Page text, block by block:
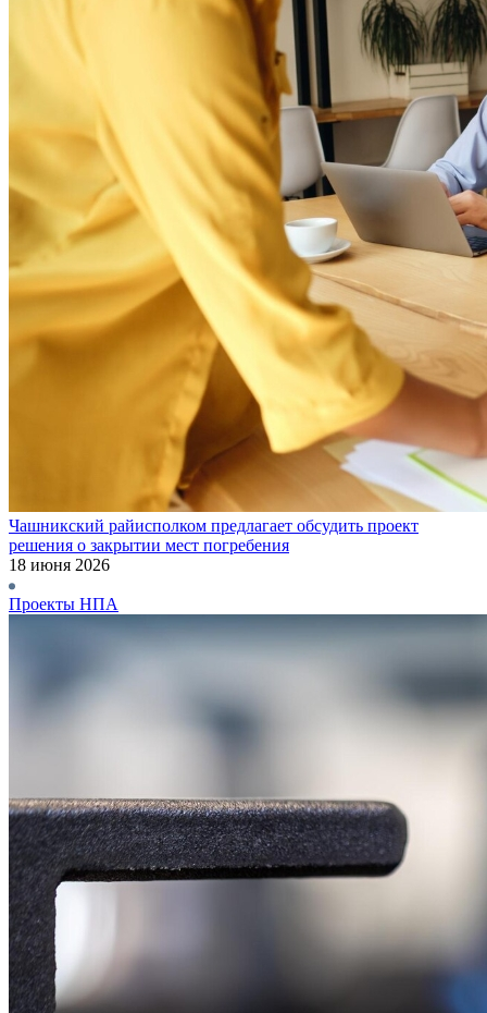
Чашникский райисполком предлагает обсудить проект
решения о закрытии мест погребения
18 июня 2026
Проекты НПА